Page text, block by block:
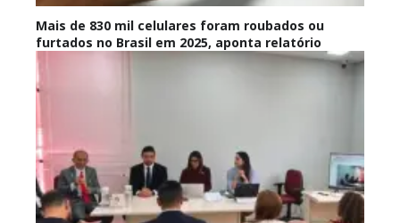
Mais de 830 mil celulares foram roubados ou
furtados no Brasil em 2025, aponta relatório